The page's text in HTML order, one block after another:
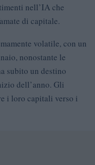
nell’IA che
di capitale.
volatile, con un
nonostante le
subito un destino
dell’anno. Gli
i loro capitali verso i